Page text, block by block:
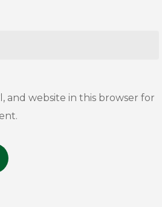
and website in this browser for